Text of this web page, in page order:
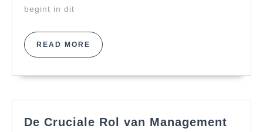
begint in dit
READ MORE READ
MORE
De Cruciale Rol van Management